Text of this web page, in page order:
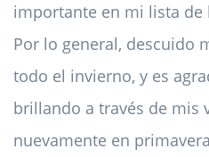
importante en mi lista de
Por lo general, descuido
todo el invierno, y es
brillando a través de mis
nuevamente en